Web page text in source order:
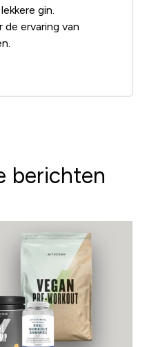
gin.
de ervaring van
berichten